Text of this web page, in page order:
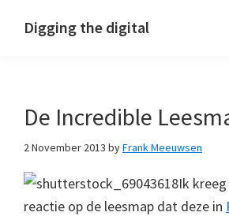
Digging the digital
De Incredible
2 November 2013 byFrank Meeuwsen
Ik
reactie op de leesmap dat deze in